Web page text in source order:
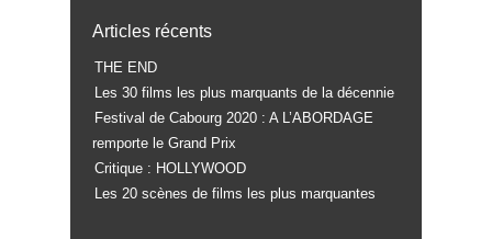
Articles récents
THE END
Les 30 films les plus marquants de la décennie
Festival de Cabourg 2020 : A L’ABORDAGE
remporte le Grand Prix
Critique : HOLLYWOOD
Les 20 scènes de films les plus marquantes